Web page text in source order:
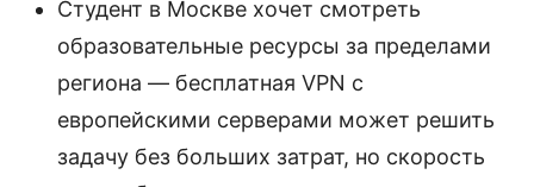
Студент в Москве хочет смотреть
образовательные ресурсы за пределами
региона — бесплатная VPN с
европейскими серверами может решить
задачу без больших затрат, но скорость